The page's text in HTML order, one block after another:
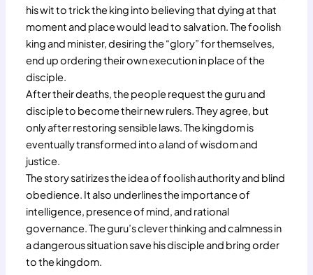
his wit to trick the king into believing that dying at that
moment and place would lead to salvation. The foolish
king and minister, desiring the “glory” for themselves,
end up ordering their own execution in place of the
disciple.
After their deaths, the people request the guru and
disciple to become their new rulers. They agree, but
only after restoring sensible laws. The kingdom is
eventually transformed into a land of wisdom and
justice.
The story satirizes the idea of foolish authority and blind
obedience. It also underlines the importance of
intelligence, presence of mind, and rational
governance. The guru’s clever thinking and calmness in
a dangerous situation save his disciple and bring order
to the kingdom.